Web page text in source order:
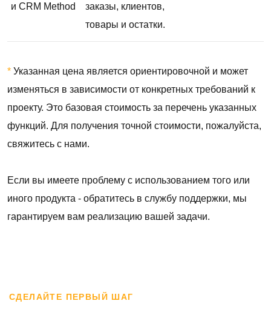
и CRM Method
заказы, клиентов,
товары и остатки.
* Указанная цена является ориентировочной и может
изменяться в зависимости от конкретных требований к
проекту. Это базовая стоимость за перечень указанных
функций. Для получения точной стоимости, пожалуйста,
свяжитесь с нами.
Если вы имеете проблему с использованием того или
иного продукта - обратитесь в службу поддержки, мы
гарантируем вам реализацию вашей задачи.
СДЕЛАЙТЕ ПЕРВЫЙ ШАГ